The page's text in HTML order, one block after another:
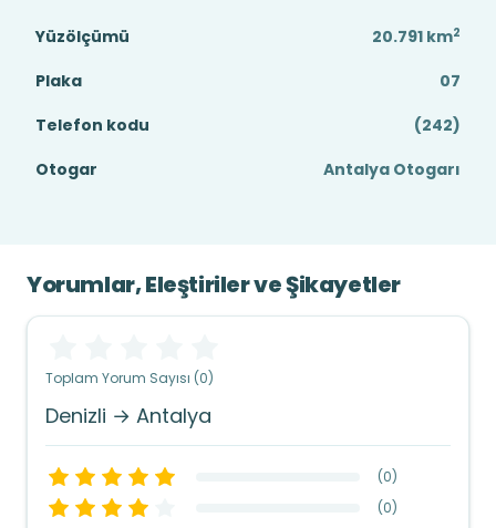
Yüzölçümü
20.791 km2
Plaka
07
Telefon kodu
(242)
Otogar
Antalya Otogarı
Yorumlar, Eleştiriler ve Şikayetler
Toplam Yorum Sayısı (0)
Denizli → Antalya
(0)
(0)